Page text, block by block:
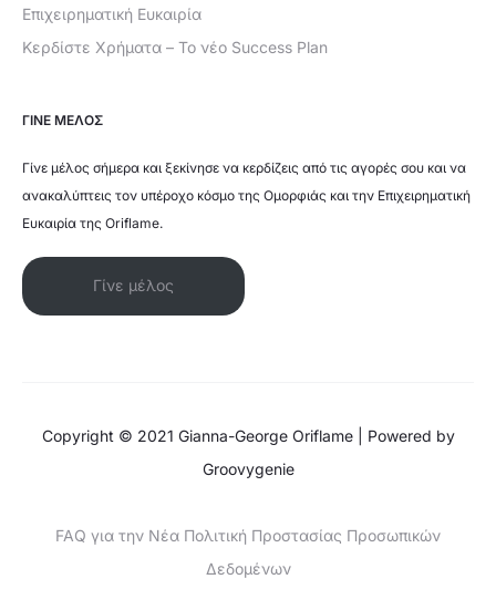
Επιχειρηματική Ευκαιρία
Κερδίστε Χρήματα – Το νέο Success Plan
ΓΙΝΕ ΜΕΛΟΣ
Γίνε μέλος σήμερα και ξεκίνησε να κερδίζεις από τις αγορές σου και να
ανακαλύπτεις τον υπέροχο κόσμο της Ομορφιάς και την Επιχειρηματική
Ευκαιρία της Oriflame.
Γίνε μέλος
Copyright © 2021 Gianna-George Oriflame | Powered by
Groovygenie
FAQ για την Νέα Πολιτική Προστασίας Προσωπικών
Δεδομένων